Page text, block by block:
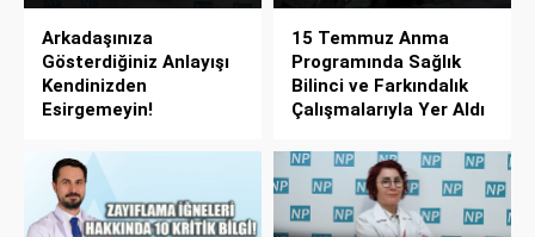
Arkadaşınıza
Gösterdiğiniz Anlayışı
Kendinizden
Esirgemeyin!
15 Temmuz Anma
Programında Sağlık
Bilinci ve Farkındalık
Çalışmalarıyla Yer Aldı